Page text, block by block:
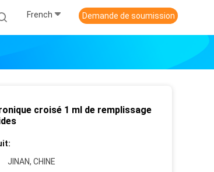
French Demande de soumission
croisé 1 ml de remplissage
JINAN, CHINE